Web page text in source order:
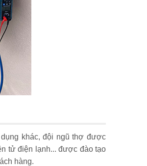
khác, đội ngũ thợ được
tử điện lạnh... được đào tạo
hàng.